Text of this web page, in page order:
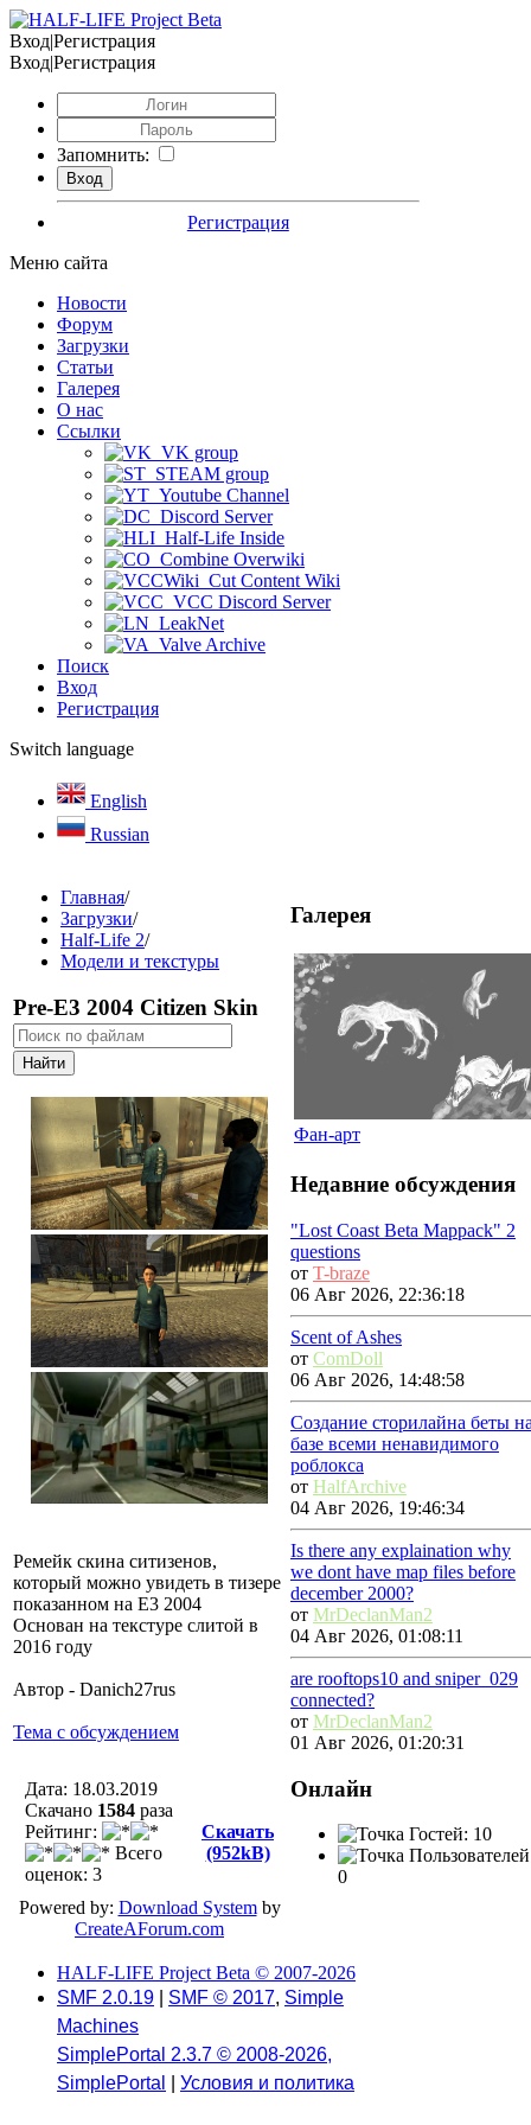
Вход|Регистрация
Вход|Регистрация
Запомнить:
Регистрация
Меню сайта
Новости
Форум
Загрузки
Статьи
Галерея
О нас
Ссылки
VK group
STEAM group
Youtube Channel
Discord Server
Half-Life Inside
Combine Overwiki
Cut Content Wiki
VCC Discord Server
LeakNet
Valve Archive
Поиск
Вход
Регистрация
Switch language
English
Russian
Главная/
Загрузки/
Half-Life 2/
Модели и текстуры
Pre-E3 2004 Citizen Skin
Ремейк скина ситизенов,
который можно увидеть в тизере
показанном на Е3 2004
Основан на текстуре слитой в
2016 году
Автор - Danich27rus
Тема с обсуждением
Дата: 18.03.2019
Скачано 1584 разa
Рейтинг:
Всего
оценок: 3
Скачать
(952kB)
Powered by: Download Systemby
CreateAForum.com
Галерея
Фан-арт
Недавние обсуждения
"Lost Coast Beta Mappack" 2
questions
от T-braze
06 Авг 2026, 22:36:18
Scent of Ashes
от ComDoll
06 Авг 2026, 14:48:58
Создание сторилайна беты
базе всеми ненавидимого
роблокса
от HalfArchive
04 Авг 2026, 19:46:34
Is there any explaination why
we dont have map files before
december 2000?
от MrDeclanMan2
04 Авг 2026, 01:08:11
are rooftops10 and sniper_029
connected?
от MrDeclanMan2
01 Авг 2026, 01:20:31
Онлайн
Гостей: 10
0
HALF-LIFE Project Beta © 2007-2026
SMF 2.0.19
SMF © 2017, Simple
Machines
SimplePortal 2.3.7 © 2008-2026,
SimplePortal
Условия и политика